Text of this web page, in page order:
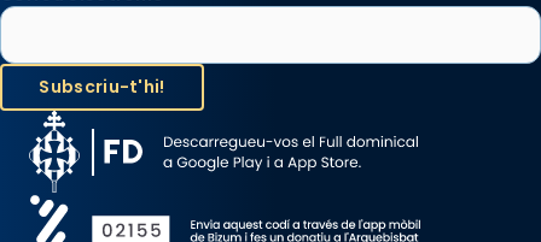
Santes a Mataró»🥵.
Photo
View on Facebook